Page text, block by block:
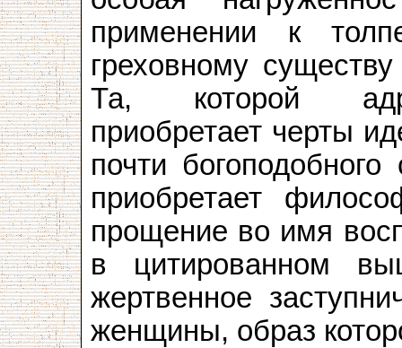
применении к
греховному
Та, которой
приобретает черты
почти
приобретает
прощение во имя
в цитированном
жертвенное
женщины, образ